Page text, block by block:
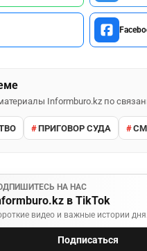
Informburo.kz по
ПРИГОВОР СУДА
НА НАС
в TikTok
видео и важные истории дня.
Подписаться